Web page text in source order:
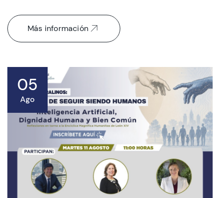
Más información
05
Ago